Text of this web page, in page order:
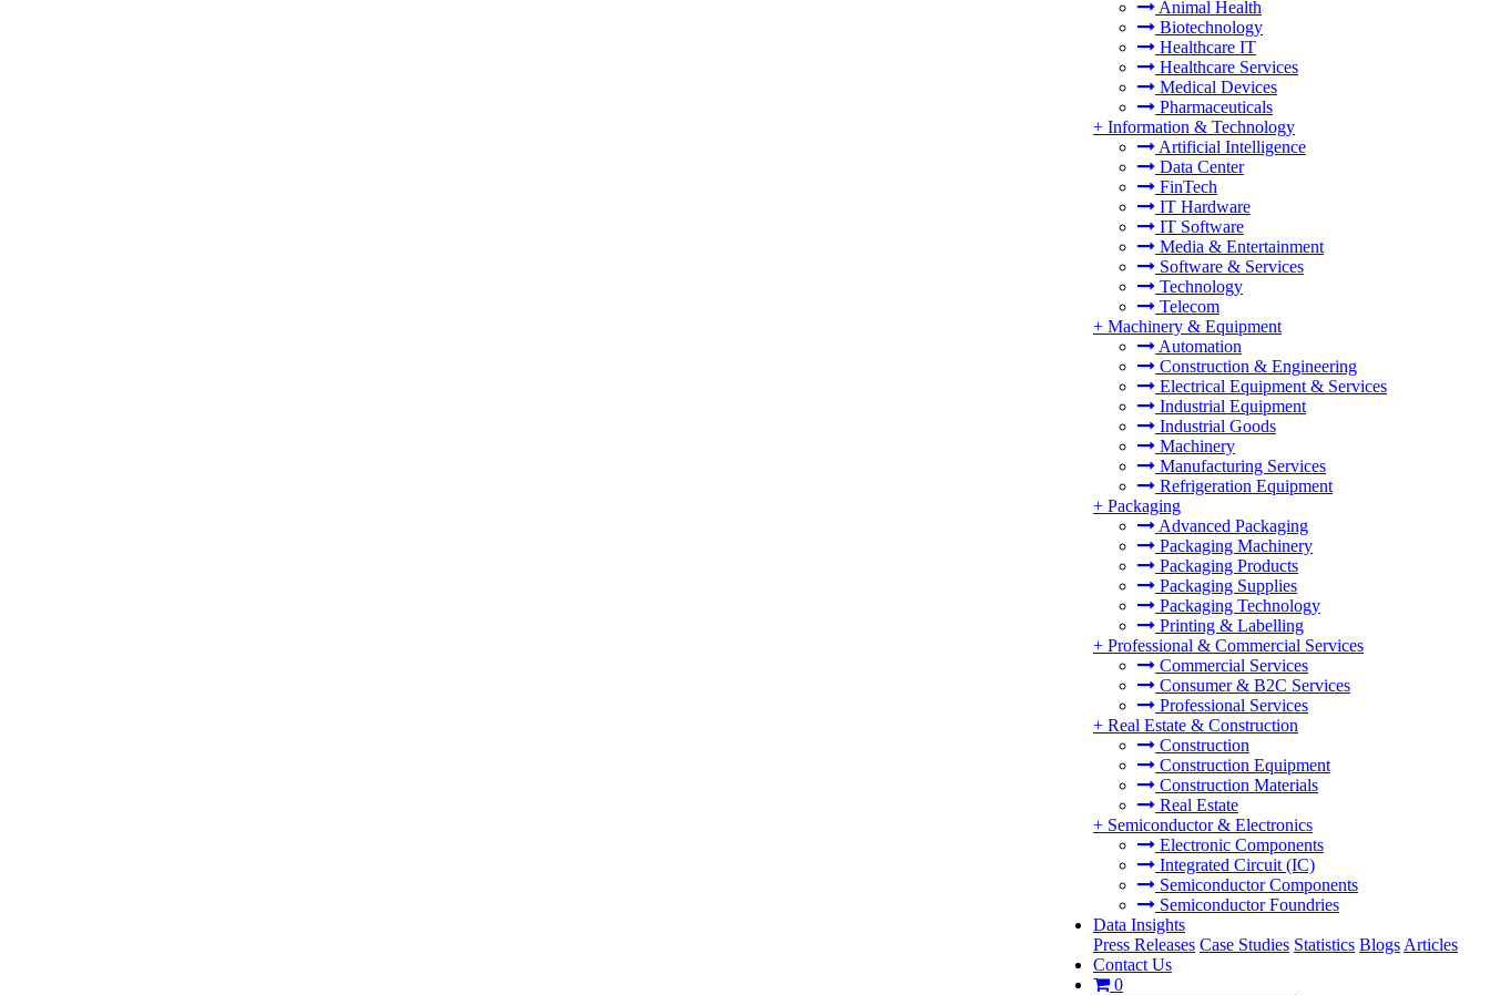
Animal Health
Biotechnology
Healthcare IT
Healthcare Services
Medical Devices
Pharmaceuticals
+ Information & Technology
Artificial Intelligence
Data Center
FinTech
IT Hardware
IT Software
Media & Entertainment
Software & Services
Technology
Telecom
+ Machinery & Equipment
Automation
Construction & Engineering
Electrical Equipment & Services
Industrial Equipment
Industrial Goods
Machinery
Manufacturing Services
Refrigeration Equipment
+ Packaging
Advanced Packaging
Packaging Machinery
Packaging Products
Packaging Supplies
Packaging Technology
Printing & Labelling
+ Professional & Commercial Services
Commercial Services
Consumer & B2C Services
Professional Services
+ Real Estate & Construction
Construction
Construction Equipment
Construction Materials
Real Estate
+ Semiconductor & Electronics
Electronic Components
Integrated Circuit (IC)
Semiconductor Components
Semiconductor Foundries
Data Insights
Press Releases Case Studies Statistics Blogs Articles
Contact Us
0